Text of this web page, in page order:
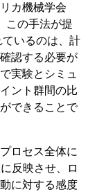
カ機械学会
この手法が提
いるのは、計
認する必要が
実験とシミュ
ント群間の比
できることで
ロセス全体に
反映させ、ロ
に対する感度